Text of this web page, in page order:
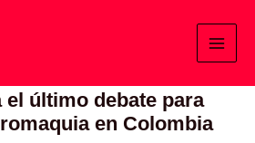
el último debate para
en Colombia